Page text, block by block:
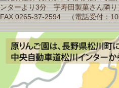
ンターより3分 宇寿田製菓さん隣
FAX:0265-37-2594 （電話受付：